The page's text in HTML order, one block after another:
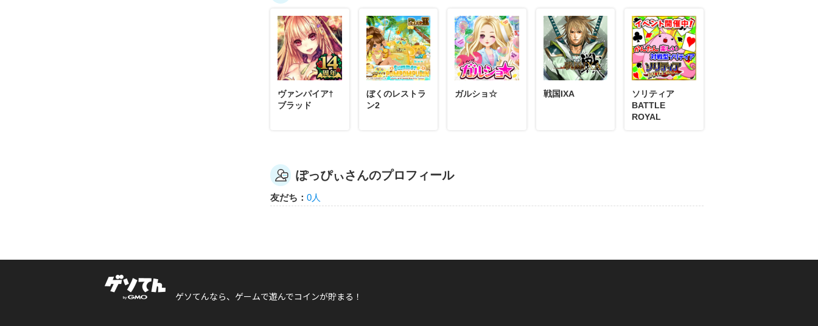
☆五稜郭☆
別のﾕｰｻﾞｰのﾊﾞﾄﾙ結果によってﾗﾝｸが下がることがあります。 →Sﾗﾝ
ｸ以上は血昇ptの順位が下がれば降格することがあります
コメント
ソリティアBATTLE ROYALを5回あそんだらもらえるエネルギーバッジ。
ヴァンパイア†
ブラッド
ぼくのレストラ
ン2
ガルショ☆ 戦国IXA
ソリティア
BATTLE
ROYAL
ぽっぴぃさんのプロフィール
友だち： 0人
ゲソてんなら、ゲームで遊んでコインが貯まる！